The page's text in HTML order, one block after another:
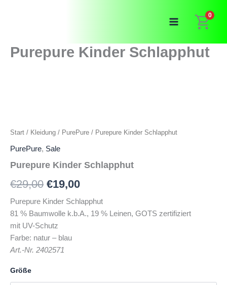
0
Purepure Kinder Schlapphut
Start / Kleidung / PurePure / Purepure Kinder Schlapphut
PurePure, Sale
Purepure Kinder Schlapphut
€29,00 Ursprünglicher
Preis
war:
€29,00
€19,00Aktueller
Preis
ist:
Purepure Kinder Schlapphut
81 % Baumwolle k.b.A., 19 % Leinen, GOTS zertifiziert
mit UV-Schutz
Farbe: natur – blau
Art.-Nr. 2402571
Größe